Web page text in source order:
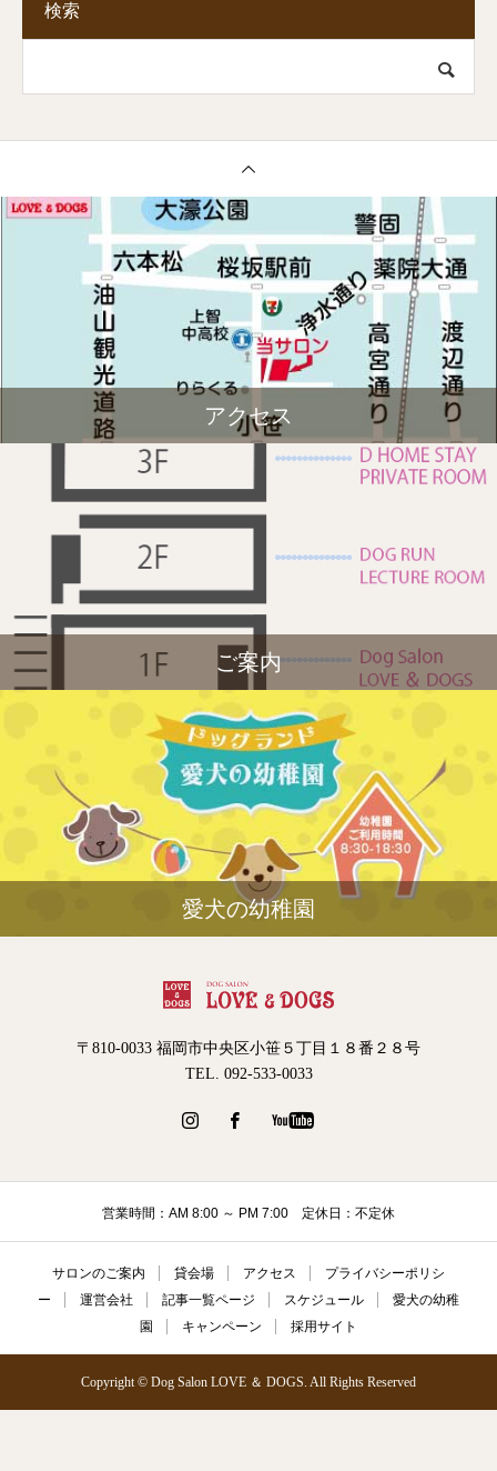
検索
アクセス
ご案内
愛犬の幼稚園
〒810-0033 福岡市中央区小笹５丁目１８番２８号
TEL. 092-533-0033
営業時間：AM 8:00 ～ PM 7:00 定休日：不定休
サロンのご案内 貸会場 アクセス
プライバシーポリシ
ー
運営会社 記事一覧ページ スケジュール
愛犬の幼稚
園
キャンペーン 採用サイト
Copyright © Dog Salon LOVE ＆ DOGS. All Rights Reserved